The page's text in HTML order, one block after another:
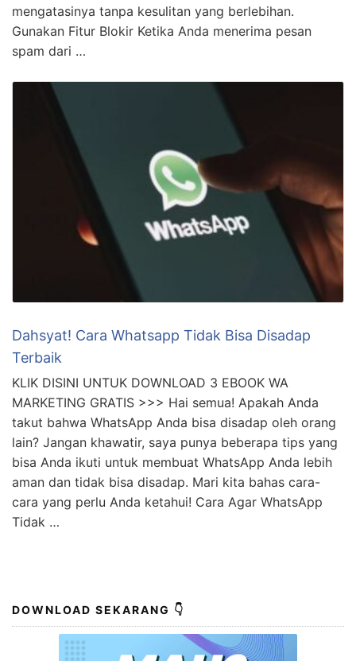
mengatasinya tanpa kesulitan yang berlebihan.
Gunakan Fitur Blokir Ketika Anda menerima pesan
spam dari …
Dahsyat! Cara Whatsapp Tidak Bisa Disadap
Terbaik
KLIK DISINI UNTUK DOWNLOAD 3 EBOOK WA
MARKETING GRATIS >>> Hai semua! Apakah Anda
takut bahwa WhatsApp Anda bisa disadap oleh orang
lain? Jangan khawatir, saya punya beberapa tips yang
bisa Anda ikuti untuk membuat WhatsApp Anda lebih
aman dan tidak bisa disadap. Mari kita bahas cara-
cara yang perlu Anda ketahui! Cara Agar WhatsApp
Tidak …
DOWNLOAD SEKARANG 👇